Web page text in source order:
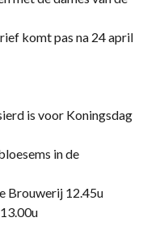
komt pas na 24 april
is voor Koningsdag
in de
Brouwerij 12.45u